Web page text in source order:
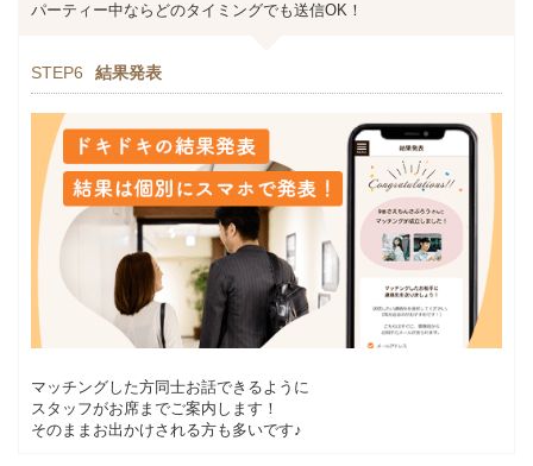
パーティー中ならどのタイミングでも送信OK！
STEP6 結果発表
マッチングした方同士お話できるように
スタッフがお席までご案内します！
そのままお出かけされる方も多いです♪